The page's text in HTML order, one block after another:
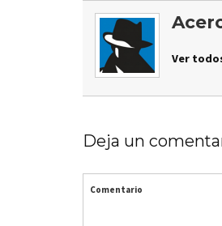
Ver
Deja un
Comentario